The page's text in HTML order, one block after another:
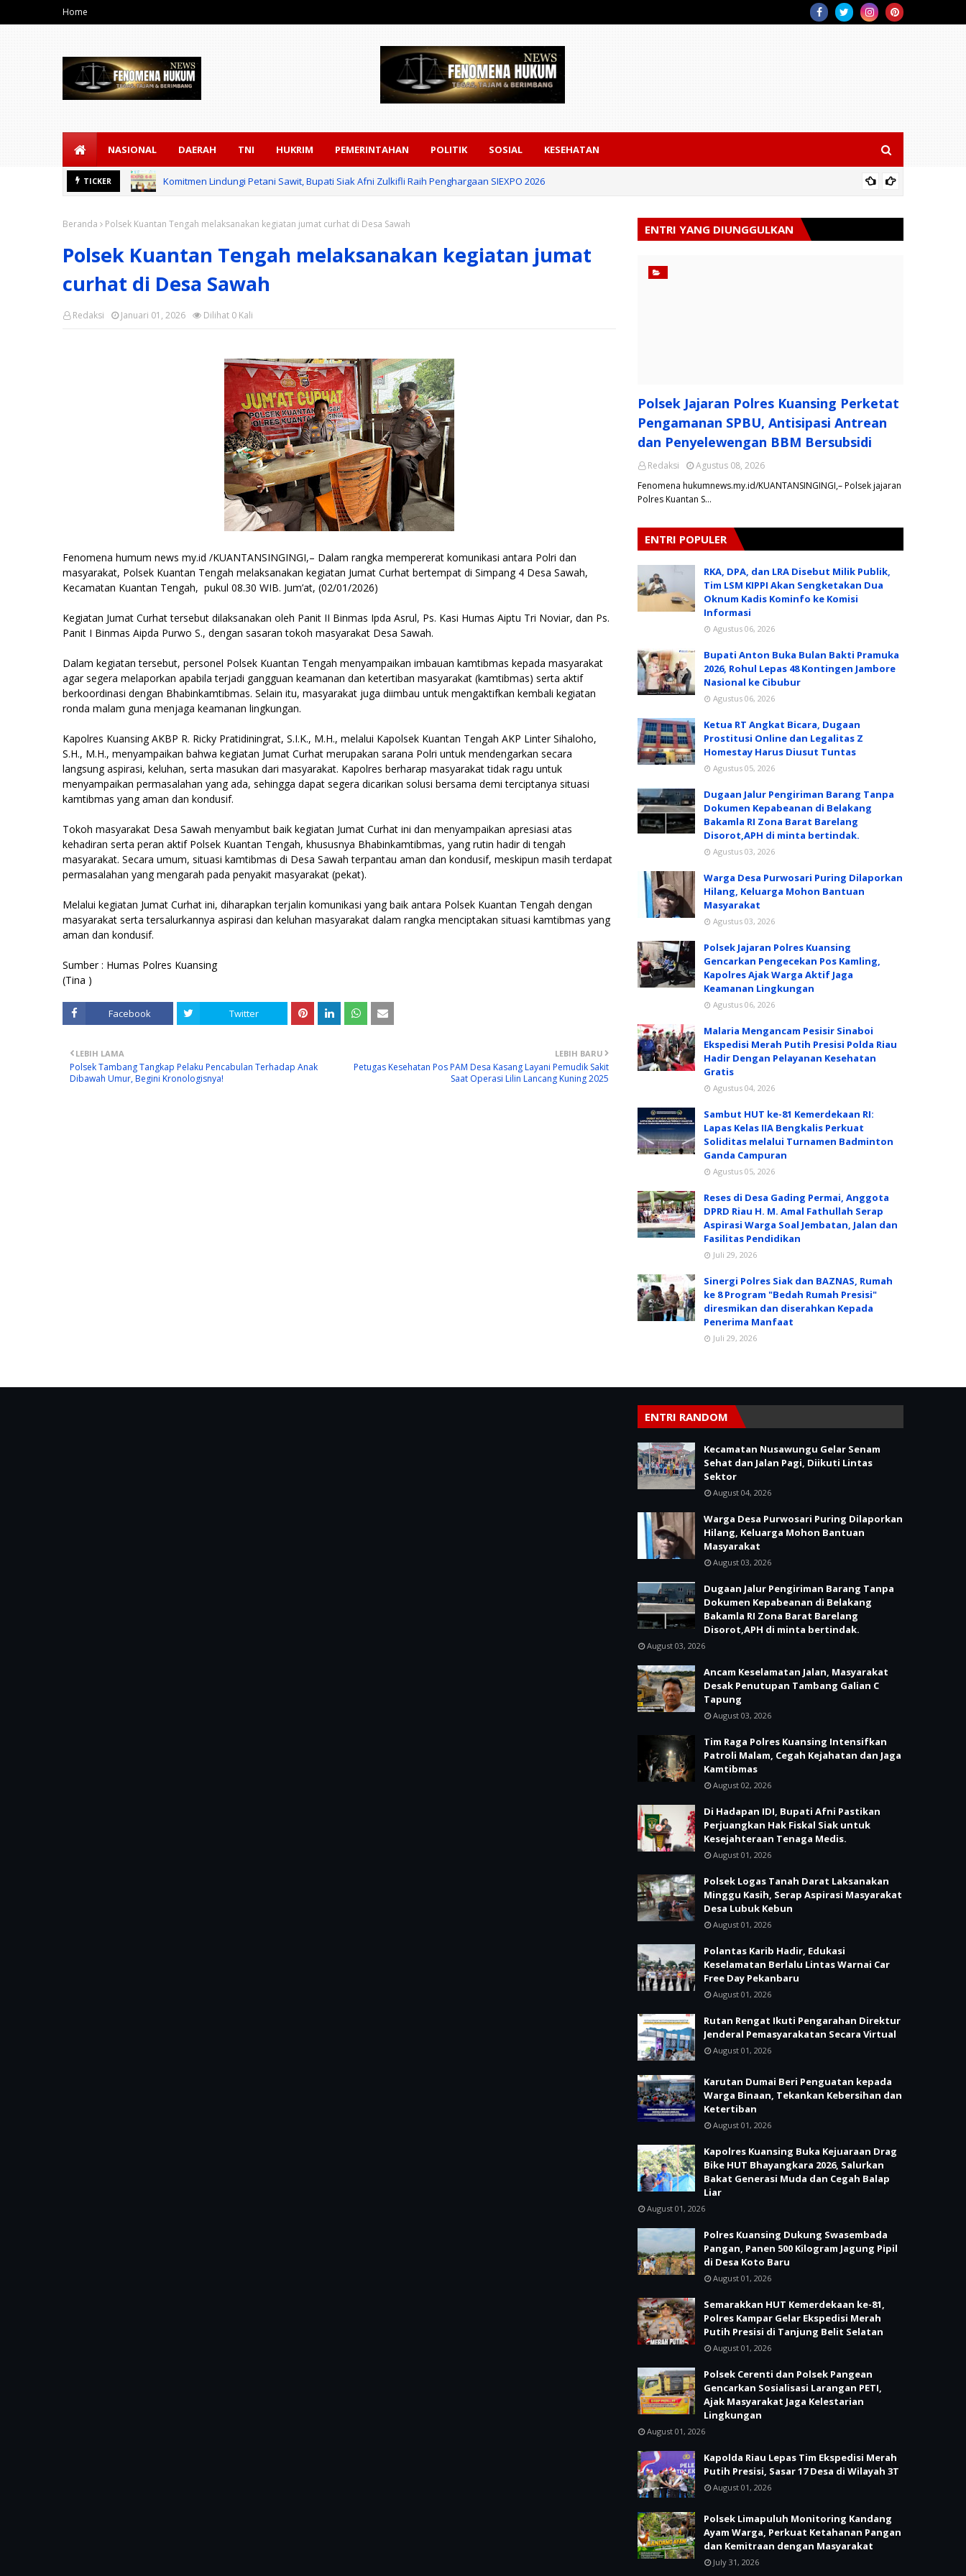
Home
NASIONAL DAERAH TNI HUKRIM PEMERINTAHAN POLITIK SOSIAL KESEHATAN
TICKER Komitmen Lindungi Petani Sawit, Bupati Siak Afni Zulkifli Raih Penghargaan SIEXPO 2026
Beranda Polsek Kuantan Tengah melaksanakan kegiatan jumat curhat di Desa Sawah
Polsek Kuantan Tengah melaksanakan kegiatan jumat
curhat di Desa Sawah
Redaksi Dilihat 0 Kali
Januari 01, 2026
Fenomena humum news my.id /KUANTANSINGINGI,– Dalam rangka mempererat komunikasi antara Polri dan
masyarakat, Polsek Kuantan Tengah melaksanakan kegiatan Jumat Curhat bertempat di Simpang 4 Desa Sawah,
Kecamatan Kuantan Tengah, pukul 08.30 WIB. Jum’at, (02/01/2026)
Kegiatan Jumat Curhat tersebut dilaksanakan oleh Panit II Binmas Ipda Asrul, Ps. Kasi Humas Aiptu Tri Noviar, dan Ps.
Panit I Binmas Aipda Purwo S., dengan sasaran tokoh masyarakat Desa Sawah.
Dalam kegiatan tersebut, personel Polsek Kuantan Tengah menyampaikan imbauan kamtibmas kepada masyarakat
agar segera melaporkan apabila terjadi gangguan keamanan dan ketertiban masyarakat (kamtibmas) serta aktif
berkoordinasi dengan Bhabinkamtibmas. Selain itu, masyarakat juga diimbau untuk mengaktifkan kembali kegiatan
ronda malam guna menjaga keamanan lingkungan.
Kapolres Kuansing AKBP R. Ricky Pratidiningrat, S.I.K., M.H., melalui Kapolsek Kuantan Tengah AKP Linter Sihaloho,
S.H., M.H., menyampaikan bahwa kegiatan Jumat Curhat merupakan sarana Polri untuk mendengarkan secara
langsung aspirasi, keluhan, serta masukan dari masyarakat. Kapolres berharap masyarakat tidak ragu untuk
menyampaikan permasalahan yang ada, sehingga dapat segera dicarikan solusi bersama demi terciptanya situasi
kamtibmas yang aman dan kondusif.
Tokoh masyarakat Desa Sawah menyambut baik kegiatan Jumat Curhat ini dan menyampaikan apresiasi atas
kehadiran serta peran aktif Polsek Kuantan Tengah, khususnya Bhabinkamtibmas, yang rutin hadir di tengah
masyarakat. Secara umum, situasi kamtibmas di Desa Sawah terpantau aman dan kondusif, meskipun masih terdapat
permasalahan yang mengarah pada penyakit masyarakat (pekat).
Melalui kegiatan Jumat Curhat ini, diharapkan terjalin komunikasi yang baik antara Polsek Kuantan Tengah dengan
masyarakat serta tersalurkannya aspirasi dan keluhan masyarakat dalam rangka menciptakan situasi kamtibmas yang
aman dan kondusif.
Sumber : Humas Polres Kuansing
(Tina )
Facebook Twitter
LEBIH BARU
Petugas Kesehatan Pos PAM Desa Kasang Layani Pemudik Sakit
Saat Operasi Lilin Lancang Kuning 2025
LEBIH LAMA
Polsek Tambang Tangkap Pelaku Pencabulan Terhadap Anak
Dibawah Umur, Begini Kronologisnya!
ENTRI YANG DIUNGGULKAN
Polsek Jajaran Polres Kuansing Perketat
Pengamanan SPBU, Antisipasi Antrean
dan Penyelewengan BBM Bersubsidi
Redaksi
Agustus 08, 2026
Fenomena hukumnews.my.id/KUANTANSINGINGI,– Polsek jajaran
Polres Kuantan S…
ENTRI POPULER
RKA, DPA, dan LRA Disebut Milik Publik,
Tim LSM KIPPI Akan Sengketakan Dua
Oknum Kadis Kominfo ke Komisi
Informasi
Agustus 06, 2026
Bupati Anton Buka Bulan Bakti Pramuka
2026, Rohul Lepas 48 Kontingen Jambore
Nasional ke Cibubur
Agustus 06, 2026
Ketua RT Angkat Bicara, Dugaan
Prostitusi Online dan Legalitas Z
Homestay Harus Diusut Tuntas
Agustus 05, 2026
Dugaan Jalur Pengiriman Barang Tanpa
Dokumen Kepabeanan di Belakang
Bakamla RI Zona Barat Barelang
Disorot,APH di minta bertindak.
Agustus 03, 2026
Warga Desa Purwosari Puring Dilaporkan
Hilang, Keluarga Mohon Bantuan
Masyarakat
Agustus 03, 2026
Polsek Jajaran Polres Kuansing
Gencarkan Pengecekan Pos Kamling,
Kapolres Ajak Warga Aktif Jaga
Keamanan Lingkungan
Agustus 06, 2026
Malaria Mengancam Pesisir Sinaboi
Ekspedisi Merah Putih Presisi Polda Riau
Hadir Dengan Pelayanan Kesehatan
Gratis
Agustus 04, 2026
Sambut HUT ke-81 Kemerdekaan RI:
Lapas Kelas IIA Bengkalis Perkuat
Soliditas melalui Turnamen Badminton
Ganda Campuran
Agustus 05, 2026
Reses di Desa Gading Permai, Anggota
DPRD Riau H. M. Amal Fathullah Serap
Aspirasi Warga Soal Jembatan, Jalan dan
Fasilitas Pendidikan
Juli 29, 2026
Sinergi Polres Siak dan BAZNAS, Rumah
ke 8 Program "Bedah Rumah Presisi"
diresmikan dan diserahkan Kepada
Penerima Manfaat
Juli 29, 2026
ENTRI RANDOM
Kecamatan Nusawungu Gelar Senam
Sehat dan Jalan Pagi, Diikuti Lintas
Sektor
August 04, 2026
Warga Desa Purwosari Puring Dilaporkan
Hilang, Keluarga Mohon Bantuan
Masyarakat
August 03, 2026
Dugaan Jalur Pengiriman Barang Tanpa
Dokumen Kepabeanan di Belakang
Bakamla RI Zona Barat Barelang
Disorot,APH di minta bertindak.
August 03, 2026
Ancam Keselamatan Jalan, Masyarakat
Desak Penutupan Tambang Galian C
Tapung
August 03, 2026
Tim Raga Polres Kuansing Intensifkan
Patroli Malam, Cegah Kejahatan dan Jaga
Kamtibmas
August 02, 2026
Di Hadapan IDI, Bupati Afni Pastikan
Perjuangkan Hak Fiskal Siak untuk
Kesejahteraan Tenaga Medis.
August 01, 2026
Polsek Logas Tanah Darat Laksanakan
Minggu Kasih, Serap Aspirasi Masyarakat
Desa Lubuk Kebun
August 01, 2026
Polantas Karib Hadir, Edukasi
Keselamatan Berlalu Lintas Warnai Car
Free Day Pekanbaru
August 01, 2026
Rutan Rengat Ikuti Pengarahan Direktur
Jenderal Pemasyarakatan Secara Virtual
August 01, 2026
Karutan Dumai Beri Penguatan kepada
Warga Binaan, Tekankan Kebersihan dan
Ketertiban
August 01, 2026
Kapolres Kuansing Buka Kejuaraan Drag
Bike HUT Bhayangkara 2026, Salurkan
Bakat Generasi Muda dan Cegah Balap
Liar
August 01, 2026
Polres Kuansing Dukung Swasembada
Pangan, Panen 500 Kilogram Jagung Pipil
di Desa Koto Baru
August 01, 2026
Semarakkan HUT Kemerdekaan ke-81,
Polres Kampar Gelar Ekspedisi Merah
Putih Presisi di Tanjung Belit Selatan
August 01, 2026
Polsek Cerenti dan Polsek Pangean
Gencarkan Sosialisasi Larangan PETI,
Ajak Masyarakat Jaga Kelestarian
Lingkungan
August 01, 2026
Kapolda Riau Lepas Tim Ekspedisi Merah
Putih Presisi, Sasar 17 Desa di Wilayah 3T
August 01, 2026
Polsek Limapuluh Monitoring Kandang
Ayam Warga, Perkuat Ketahanan Pangan
dan Kemitraan dengan Masyarakat
July 31, 2026